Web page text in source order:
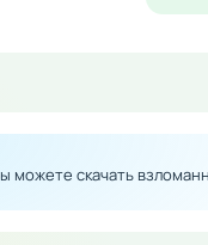
и умений
сложности и
ресурсов
можете скачать